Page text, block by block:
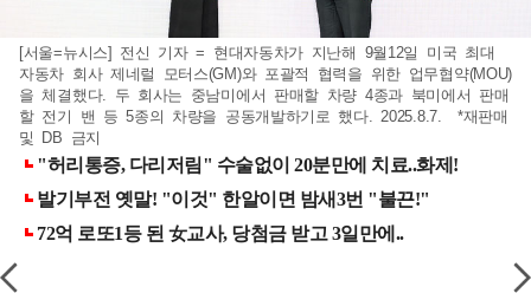
[서울=뉴시스] 전신 기자 = 현대자동차가 지난해 9월12일 미국 최대
자동차 회사 제네럴 모터스(GM)와 포괄적 협력을 위한 업무협약(MOU)
을 체결했다. 두 회사는 중남미에서 판매할 차량 4종과 북미에서 판매
할 전기 밴 등 5종의 차량을 공동개발하기로 했다. 2025.8.7. *재판매
및 DB 금지